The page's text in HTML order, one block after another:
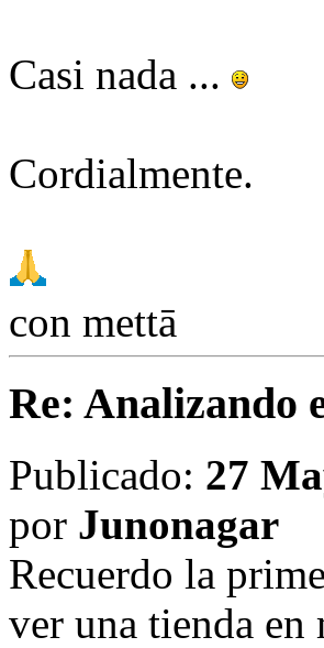
Casi nada ...
Cordialmente.
con mettā
Re: Analizando
Publicado: 27
por Junonagar
Recuerdo la
ver una tienda en